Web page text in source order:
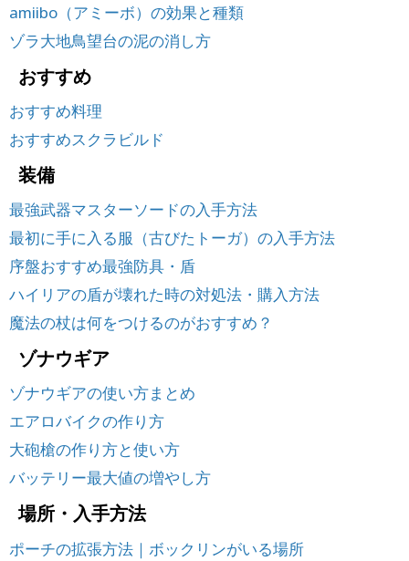
amiibo（アミーボ）の効果と種類
ゾラ大地鳥望台の泥の消し方
おすすめ
おすすめ料理
おすすめスクラビルド
装備
最強武器マスターソードの入手方法
最初に手に入る服（古びたトーガ）の入手方法
序盤おすすめ最強防具・盾
ハイリアの盾が壊れた時の対処法・購入方法
魔法の杖は何をつけるのがおすすめ？
ゾナウギア
ゾナウギアの使い方まとめ
エアロバイクの作り方
大砲槍の作り方と使い方
バッテリー最大値の増やし方
場所・入手方法
ポーチの拡張方法｜ボックリンがいる場所